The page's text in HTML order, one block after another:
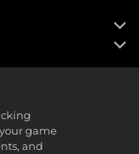
game
and